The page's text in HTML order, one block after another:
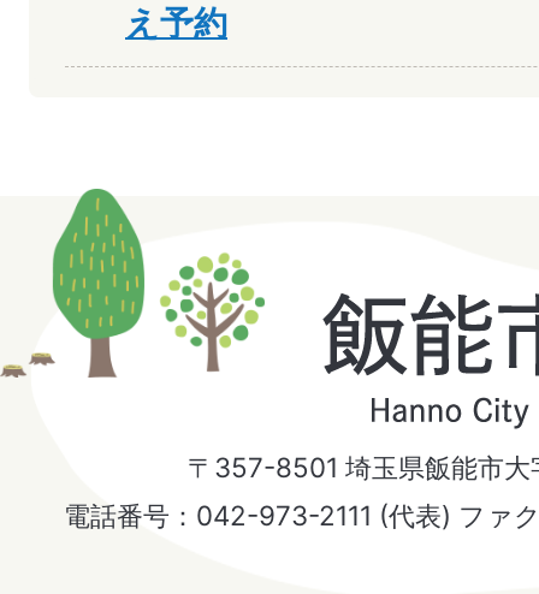
え予約
飯
能
Hanno
〒357-8501 埼玉県飯能市大
電話番号：042-973-2111 (代表) ファ